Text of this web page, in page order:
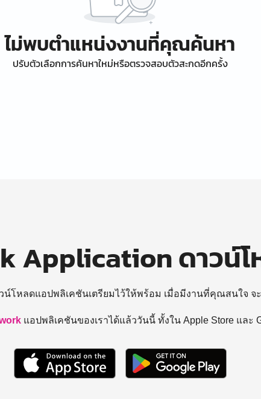
ไม่พบตำแหน่งงานที่คุณค้นหา
ปรับตัวเลือกการค้นหาใหม่หรือตรวจสอบตัวสะกดอีกครั้ง
Application ดาวน์
น์โหลดแอปพลิเคชันเตรียมไว้ให้พร้อม เมื่อมีงานที่คุณสนใจ จ
แอปพลิเคชันของเราได้แล้ววันนี้ ทั้งใน Apple Store และ